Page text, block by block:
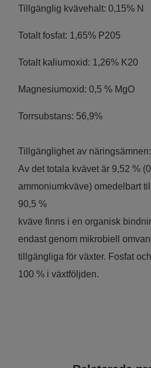
Tillgänglig kvävehalt: 0,15% N
Totalt fosfat: 1,65% P205
Totalt kaliumoxid: 1,26% K20
Magnesiumoxid: 0,5 % MgO
Torrsubstans: 56,9%
Tillgänglighet av näringsämnen:
Av det totala kvävet är 9,52 %
ammoniumkväve) omedelbart
90,5 %
kväve finns i en organisk
endast genom mikrobiell
tillgängliga för växter. Fosfat
100 % i växtföljden.